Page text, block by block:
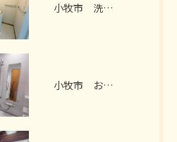
小牧市 洗面脱衣室リフォーム I様邸 2026年7月
小牧市 お風呂リフォーム I様邸 2026年7月